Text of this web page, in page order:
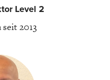
Level 2
seit 2013